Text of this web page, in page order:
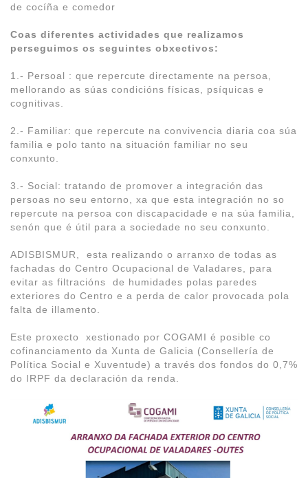
de cocíña e comedor
Coas diferentes actividades que realizamos
perseguimos os seguintes obxectivos:
1.- Persoal : que repercute directamente na persoa,
mellorando as súas condicións físicas, psíquicas e
cognitivas.
2.- Familiar: que repercute na convivencia diaria coa súa
familia e polo tanto na situación familiar no seu
conxunto.
3.- Social: tratando de promover a integración das
persoas no seu entorno, xa que esta integración no so
repercute na persoa con discapacidade e na súa familia,
senón que é útil para a sociedade no seu conxunto.
ADISBISMUR, esta realizando o arranxo de todas as
fachadas do Centro Ocupacional de Valadares, para
evitar as filtracións de humidades polas paredes
exteriores do Centro e a perda de calor provocada pola
falta de illamento.
Este proxecto xestionado por COGAMI é posible co
cofinanciamento da Xunta de Galicia (Consellería de
Política Social e Xuventude) a través dos fondos do 0,7%
do IRPF da declaración da renda.